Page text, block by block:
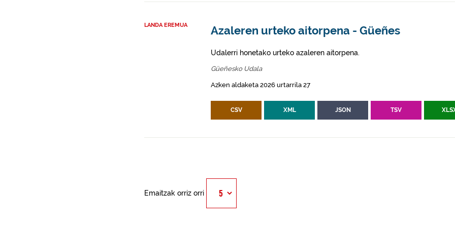
LANDA EREMUA Azaleren urteko aitorpena - Güeñes
Udalerri honetako urteko azaleren aitorpena.
Güeñesko Udala
Azken aldaketa 2026 urtarrila 27
CSV XML JSON TSV
Emaitzak orriz orri